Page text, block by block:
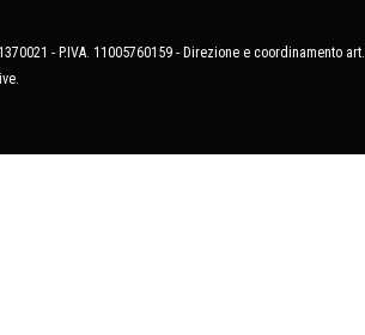
- P.IVA. 11005760159 - Direzione e coordinamento art.